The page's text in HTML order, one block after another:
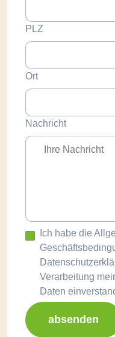
PLZ
Ort
Nachricht
Ich habe die
Verarbeitung
Daten
absenden